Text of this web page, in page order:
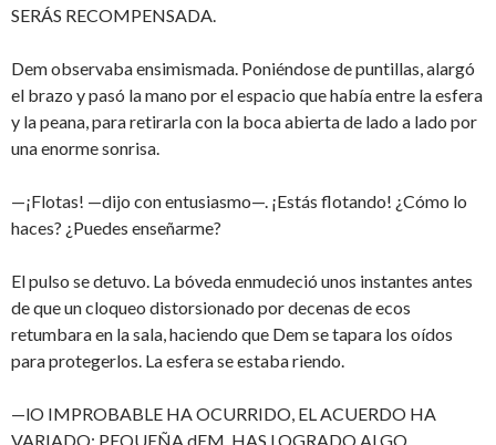
SERÁS RECOMPENSADA.
Dem observaba ensimismada. Poniéndose de puntillas, alargó
el brazo y pasó la mano por el espacio que había entre la esfera
y la peana, para retirarla con la boca abierta de lado a lado por
una enorme sonrisa.
—¡Flotas! —dijo con entusiasmo—. ¡Estás flotando! ¿Cómo lo
haces? ¿Puedes enseñarme?
El pulso se detuvo. La bóveda enmudeció unos instantes antes
de que un cloqueo distorsionado por decenas de ecos
retumbara en la sala, haciendo que Dem se tapara los oídos
para protegerlos. La esfera se estaba riendo.
—lO IMPROBABLE HA OCURRIDO, EL ACUERDO HA
VARIADO; PEQUEÑA dEM, HAS LOGRADO ALGO